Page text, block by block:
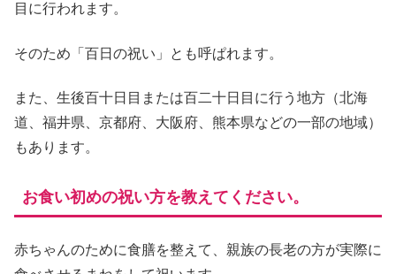
目に行われます。
そのため「百日の祝い」とも呼ぱれます。
また、生後百十日目または百二十日目に行う地方（北海
道、福井県、京都府、大阪府、熊本県などの一部の地域）
もあります。
お食い初めの祝い方を教えてください。
赤ちゃんのために食膳を整えて、親族の長老の方が実際に